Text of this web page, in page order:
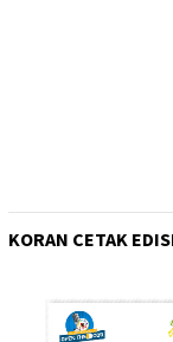
KORAN CETAK